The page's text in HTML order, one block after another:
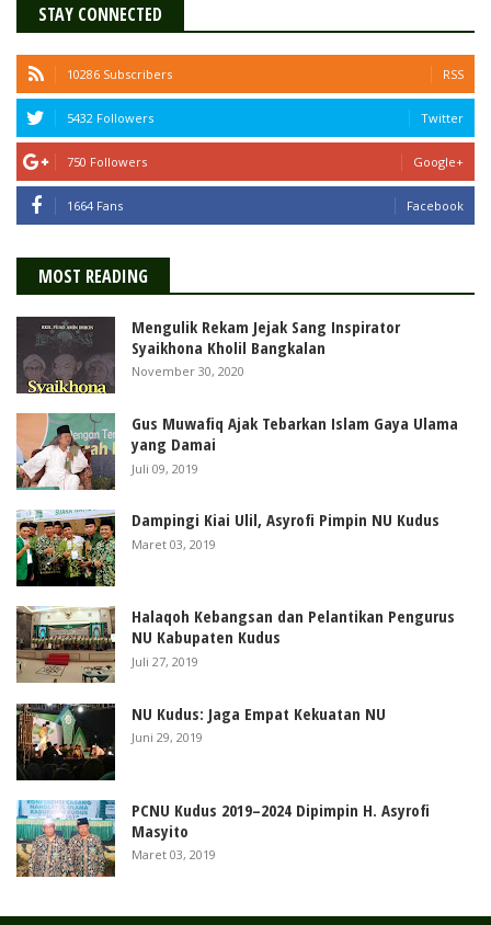
STAY CONNECTED
10286 Subscribers RSS
5432 Followers Twitter
750 Followers Google+
1664 Fans Facebook
MOST READING
Mengulik Rekam Jejak Sang Inspirator
Syaikhona Kholil Bangkalan
November 30, 2020
Gus Muwafiq Ajak Tebarkan Islam Gaya Ulama
yang Damai
Juli 09, 2019
Dampingi Kiai Ulil, Asyrofi Pimpin NU Kudus
Maret 03, 2019
Halaqoh Kebangsan dan Pelantikan Pengurus
NU Kabupaten Kudus
Juli 27, 2019
NU Kudus: Jaga Empat Kekuatan NU
Juni 29, 2019
PCNU Kudus 2019–2024 Dipimpin H. Asyrofi
Masyito
Maret 03, 2019